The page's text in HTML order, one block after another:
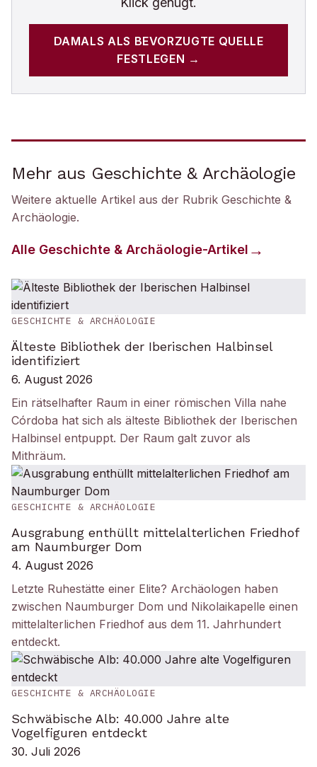
DAMALS ALS BEVORZUGTE QUELLE
FESTLEGEN →
Mehr aus Geschichte & Archäologie
Weitere aktuelle Artikel aus der Rubrik Geschichte &
Archäologie.
Alle Geschichte & Archäologie-Artikel
GESCHICHTE & ARCHÄOLOGIE
Älteste Bibliothek der Iberischen Halbinsel
identifiziert
6. August 2026
Ein rätselhafter Raum in einer römischen Villa nahe
Córdoba hat sich als älteste Bibliothek der Iberischen
Halbinsel entpuppt. Der Raum galt zuvor als
Mithräum.
GESCHICHTE & ARCHÄOLOGIE
Ausgrabung enthüllt mittelalterlichen Friedhof
am Naumburger Dom
4. August 2026
Letzte Ruhestätte einer Elite? Archäologen haben
zwischen Naumburger Dom und Nikolaikapelle einen
mittelalterlichen Friedhof aus dem 11. Jahrhundert
entdeckt.
GESCHICHTE & ARCHÄOLOGIE
Schwäbische Alb: 40.000 Jahre alte
Vogelfiguren entdeckt
30. Juli 2026